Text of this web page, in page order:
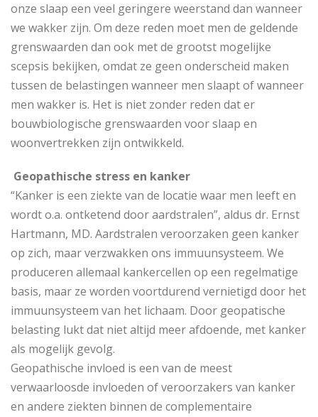
onze slaap een veel geringere weerstand dan wanneer
we wakker zijn. Om deze reden moet men de geldende
grenswaarden dan ook met de grootst mogelijke
scepsis bekijken, omdat ze geen onderscheid maken
tussen de belastingen wanneer men slaapt of wanneer
men wakker is. Het is niet zonder reden dat er
bouwbiologische grenswaarden voor slaap en
woonvertrekken zijn ontwikkeld.
Geopathische stress en kanker
“Kanker is een ziekte van de locatie waar men leeft en
wordt o.a. ontketend door aardstralen”, aldus dr. Ernst
Hartmann, MD. Aardstralen veroorzaken geen kanker
op zich, maar verzwakken ons immuunsysteem. We
produceren allemaal kankercellen op een regelmatige
basis, maar ze worden voortdurend vernietigd door het
immuunsysteem van het lichaam. Door geopatische
belasting lukt dat niet altijd meer afdoende, met kanker
als mogelijk gevolg.
Geopathische invloed is een van de meest
verwaarloosde invloeden of veroorzakers van kanker
en andere ziekten binnen de complementaire